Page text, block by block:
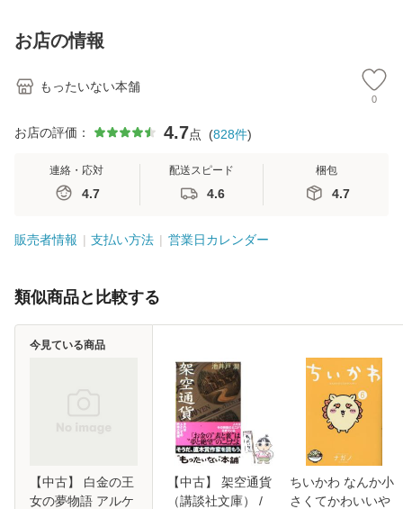
お店の情報
もったいない本舗
0
お店の評価： 4.7点 (828件)
連絡・応対
4.7
配送スピード
4.6
梱包
4.7
販売者情報 支払い方法 営業日カレンダー
類似商品と比較する
【中古】 白金の王
女の夢物語 アルケ
今見ている商品
【中古】 架空通貨
（講談社文庫） /
ちいかわ なんか小
さくてかわいいや